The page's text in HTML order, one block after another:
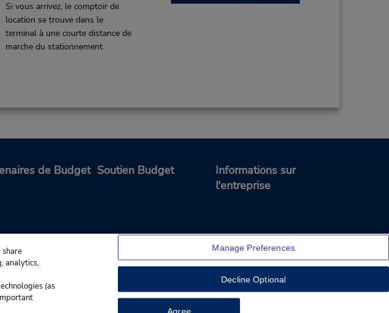
Si vous arrivez, le comptoir de
location se trouve dans le
terminal à une courte distance de
marche du stationnement.
de Budget Soutien Budget
Informations sur
l'entreprise
analytics,
(as
Manage Preferences
Decline Optional
Agree